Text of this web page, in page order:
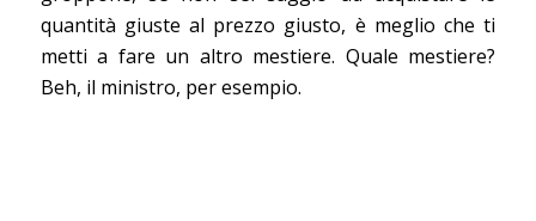
quantità giuste al prezzo giusto, è meglio che ti
metti a fare un altro mestiere. Quale mestiere?
Beh, il ministro, per esempio.